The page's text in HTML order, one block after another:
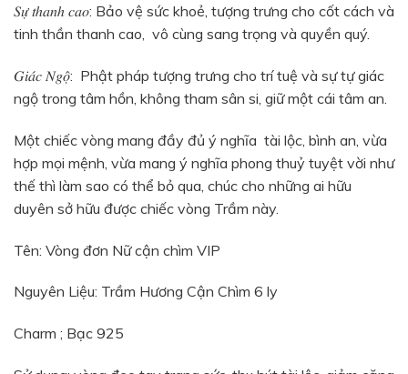
𝑆𝑢̛̣ 𝑡ℎ𝑎𝑛ℎ 𝑐𝑎𝑜: Bảo vệ sức khoẻ, tượng trưng cho cốt cách và
tinh thần thanh cao, vô cùng sang trọng và quyền quý.
𝐺𝑖𝑎́𝑐 𝑁𝑔𝑜̣̂: Phật pháp tượng trưng cho trí tuệ và sự tự giác
ngộ trong tâm hồn, không tham sân si, giữ một cái tâm an.
Một chiếc vòng mang đầy đủ ý nghĩa tài lộc, bình an, vừa
hợp mọi mệnh, vừa mang ý nghĩa phong thuỷ tuyệt vời như
thế thì làm sao có thể bỏ qua, chúc cho những ai hữu
duyên sở hữu được chiếc vòng Trầm này.
Tên: Vòng đơn Nữ cận chìm VIP
Nguyên Liệu: Trầm Hương Cận Chìm 6 ly
Charm ; Bạc 925